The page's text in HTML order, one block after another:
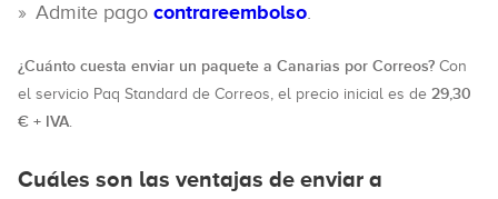
Admite pago contrareembolso.
¿Cuánto cuesta enviar un paquete a Canarias por Correos? Con
el servicio Paq Standard de Correos, el precio inicial es de 29,30
€ + IVA.
Cuáles son las ventajas de enviar a